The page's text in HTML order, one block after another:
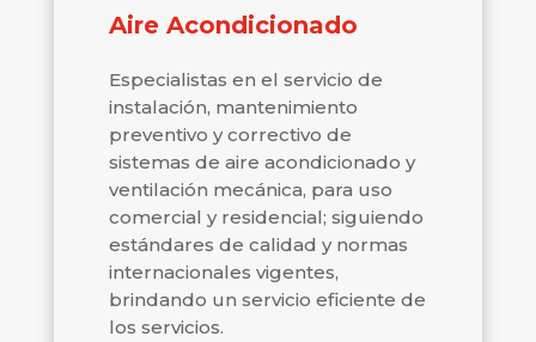
Aire Acondicionado
Especialistas en el servicio de
instalación, mantenimiento
preventivo y correctivo de
sistemas de aire acondicionado y
ventilación mecánica, para uso
comercial y residencial; siguiendo
estándares de calidad y normas
internacionales vigentes,
brindando un servicio eficiente de
los servicios.